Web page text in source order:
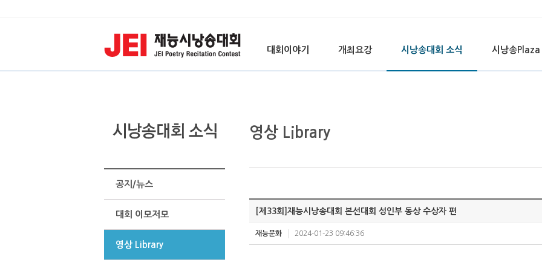
대회이야기 개최요강 시낭송대회 소식 시낭송Plaza
공지/뉴스
대회 이모저모
영상 Library
영상 Library
[제33회]재능시낭송대회 본선대회 성인부 동상 수상자 편
재능문화 2024-01-23 09:46:36